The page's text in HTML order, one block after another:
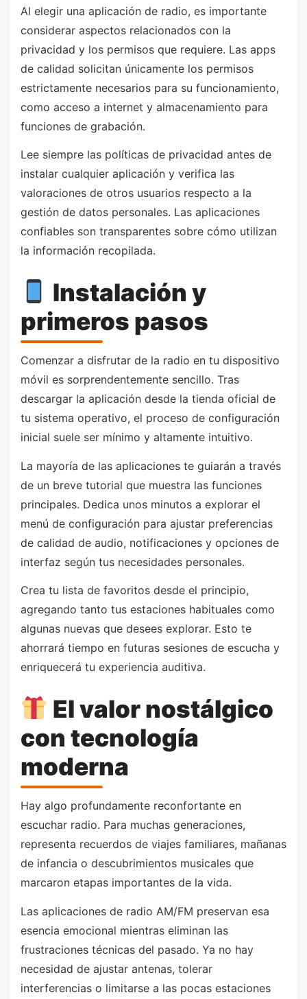
Al elegir una aplicación de radio, es importante
considerar aspectos relacionados con la
privacidad y los permisos que requiere. Las apps
de calidad solicitan únicamente los permisos
estrictamente necesarios para su funcionamiento,
como acceso a internet y almacenamiento para
funciones de grabación.
Lee siempre las políticas de privacidad antes de
instalar cualquier aplicación y verifica las
valoraciones de otros usuarios respecto a la
gestión de datos personales. Las aplicaciones
confiables son transparentes sobre cómo utilizan
la información recopilada.
Instalación y
primeros pasos
Comenzar a disfrutar de la radio en tu dispositivo
móvil es sorprendentemente sencillo. Tras
descargar la aplicación desde la tienda oficial de
tu sistema operativo, el proceso de configuración
inicial suele ser mínimo y altamente intuitivo.
La mayoría de las aplicaciones te guiarán a través
de un breve tutorial que muestra las funciones
principales. Dedica unos minutos a explorar el
menú de configuración para ajustar preferencias
de calidad de audio, notificaciones y opciones de
interfaz según tus necesidades personales.
Crea tu lista de favoritos desde el principio,
agregando tanto tus estaciones habituales como
algunas nuevas que desees explorar. Esto te
ahorrará tiempo en futuras sesiones de escucha y
enriquecerá tu experiencia auditiva.
El valor nostálgico
con tecnología
moderna
Hay algo profundamente reconfortante en
escuchar radio. Para muchas generaciones,
representa recuerdos de viajes familiares, mañanas
de infancia o descubrimientos musicales que
marcaron etapas importantes de la vida.
Las aplicaciones de radio AM/FM preservan esa
esencia emocional mientras eliminan las
frustraciones técnicas del pasado. Ya no hay
necesidad de ajustar antenas, tolerar
interferencias o limitarse a las pocas estaciones